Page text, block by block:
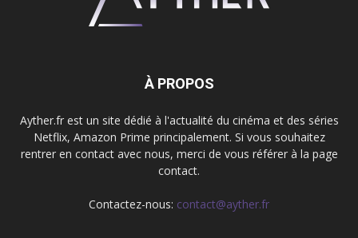
À PROPOS
Ayther.fr est un site dédié à l'actualité du cinéma et des séries
Netflix, Amazon Prime principalement. Si vous souhaitez
rentrer en contact avec nous, merci de vous référer à la page
contact.
Contactez-nous: contact@ayther.fr